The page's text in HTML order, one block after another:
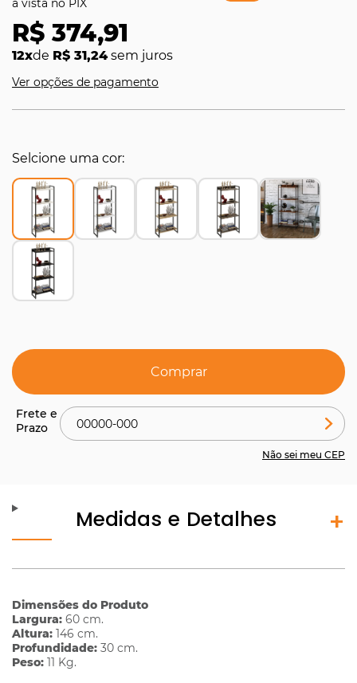
R$ 374,91
12xde R$ 31,24sem juros
Ver opções de pagamento
Selcione uma cor
Comprar
Não sei meu CEP
Medidas e Detalhes
Dimensões do Produto
Largura: 60 cm.
Altura: 146 cm.
Profundidade: 30 cm.
Peso: 11 Kg.